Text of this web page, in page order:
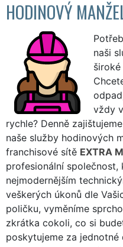
HODINOVÝ
naši
vždy
rychle? Denně
naše služby hodinových
franchisové sítě EXTRA
profesionální společnost,
nejmodernějším
veškerých úkonů dle
poličku, vyměníme
zkrátka cokoli, co si
poskytujeme za jednotné